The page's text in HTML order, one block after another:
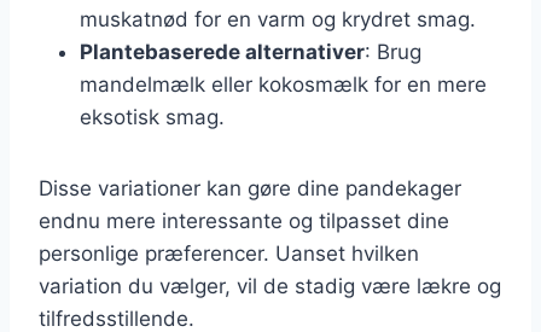
muskatnød for en varm og krydret smag.
Plantebaserede alternativer: Brug
mandelmælk eller kokosmælk for en mere
eksotisk smag.
Disse variationer kan gøre dine pandekager
endnu mere interessante og tilpasset dine
personlige præferencer. Uanset hvilken
variation du vælger, vil de stadig være lækre og
tilfredsstillende.